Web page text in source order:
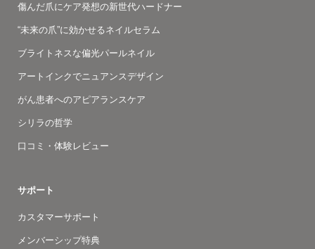
傷んだ爪にケア発想の新世代ハードナー
“未来の爪”に効かせるネイルセラム
ブライトネスな偏光パールネイル
アートインクでニュアンスデザイン
がん患者へのアピアランスケア
シリラの哲学
口コミ・体験レビュー
サポート
カスタマーサポート
メンバーシップ特典